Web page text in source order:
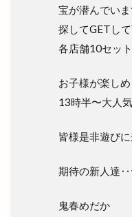
宝が潜んでいま
探してGETし
各店舗10セッ
お子様が楽し
13時半〜大人
皆様是非遊び
期待の新人達‥
鬼春めだか